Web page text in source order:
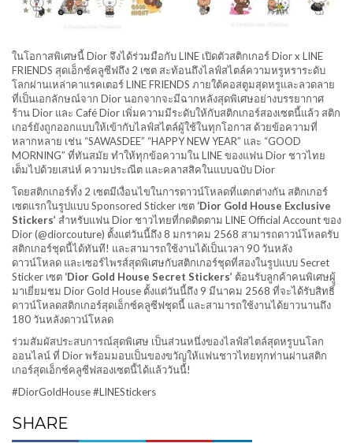
ในโอกาสพิเศษนี้ Dior จึงได้ร่วมมือกับ LINE เปิดตัวสติกเกอร์ Dior x LINE
FRIENDS สุดเอ็กซ์คลูซีฟถึง 2 เซต สะท้อนถึงไลฟ์สไตล์ความหรูหราระดับ
โลกผ่านเหล่าคาแรคเตอร์ LINE FRIENDS ภายใต้คอสตูมสุดหรูและลวดลาย
ที่เป็นเอกลักษณ์จาก Dior นอกจากจะมีฉากหลังสุดพิเศษอย่างบรรยากาศ
ร้าน Dior และ Café Dior เพิ่มความมีระดับให้กับสติกเกอร์สองเซตนี้แล้ว สติก
เกอร์ยังถูกออกแบบให้เข้ากับไลฟ์สไตล์ผู้ใช้ในทุกโอกาส ด้วยข้อความที่
หลากหลาย เช่น “SAWASDEE” “HAPPY NEW YEAR” และ “GOOD
MORNING” ที่ทันสมัย ทำให้ทุกข้อความใน LINE ของแฟน Dior ชาวไทย
เต็มไปด้วยเสน่ห์ ความประณีต และคลาสสิคในแบบฉบับ Dior
โดยสติกเกอร์ทั้ง 2 เซตมีเงื่อนไขในการดาวน์โหลดที่แตกต่างกัน สติกเกอร์
เซตแรกในรูปแบบ Sponsored Sticker เซต ‘Dior Gold House Exclusive
Stickers’ สำหรับแฟน Dior ชาวไทยที่กดติดตาม LINE Official Account ของ
Dior (@diorcouture) ตั้งแต่วันนี้ถึง 8 มกราคม 2568 สามารถดาวน์โหลดรับ
สติกเกอร์ชุดนี้ได้ทันที! และสามารถใช้งานได้เป็นเวลา 90 วันหลัง
ดาวน์โหลด และเซอร์ไพรส์สุดพิเศษกับสติกเกอร์ชุดที่สองในรูปแบบ Secret
Sticker เซต ‘Dior Gold House Secret Stickers’ ต้อนรับลูกค้าคนพิเศษผู้
มาเยี่ยมชม Dior Gold House ตั้งแต่วันนี้ถึง 9 มีนาคม 2568 ที่จะได้รับสิทธิ์
ดาวน์โหลดสติกเกอร์สุดเอ็กซ์คลูซีฟชุดนี้ และสามารถใช้งานได้ยาวนานถึง
180 วันหลังดาวน์โหลด
ร่วมสัมผัสประสบการณ์สุดพิเศษ เป็นส่วนหนึ่งของไลฟ์สไตล์สุดหรูบนโลก
ออนไลน์ ที่ Dior พร้อมมอบเป็นของขวัญให้แฟนชาวไทยทุกท่านผ่านสติก
เกอร์สุดเอ็กซ์คลูซีฟสองเซตนี้ได้แล้ววันนี้!
#DiorGoldHouse #LINEStickers
SHARE